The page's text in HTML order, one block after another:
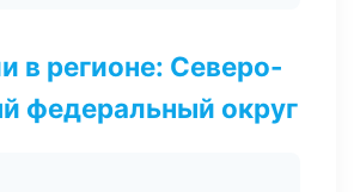
в регионе: Северо-
федеральный округ